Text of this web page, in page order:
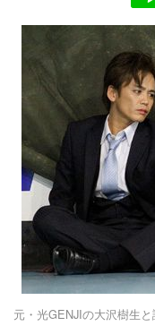
元・光GENJIの大沢樹生